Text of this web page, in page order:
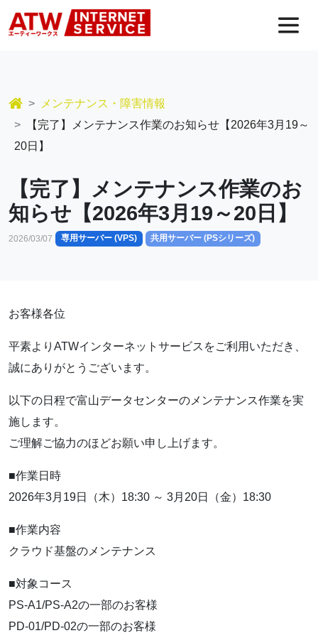
コンテンツへスキップ
メインナビゲーション
メンテナンス・障害情報
【完了】メンテナンス作業のお知らせ【2026年3月19～
20日】
【完了】メンテナンス作業のお
知らせ【2026年3月19～20日】
2026/03/07 専用サーバー (VPS) 共用サーバー (PSシリーズ)
お客様各位
平素よりATWインターネットサービスをご利用いただき、
誠にありがとうございます。
以下の日程で富山データセンターのメンテナンス作業を実
施します。
ご理解ご協力のほどお願い申し上げます。
■作業日時
2026年3月19日（木）18:30 ～ 3月20日（金）18:30
■作業内容
クラウド基盤のメンテナンス
■対象コース
PS-A1/PS-A2の一部のお客様
PD-01/PD-02の一部のお客様